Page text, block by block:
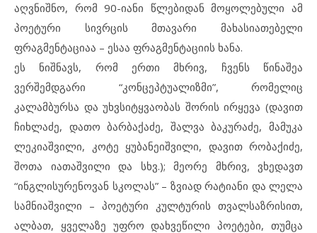
აღვნიშნო, რომ 90-იანი წლებიდან მოყოლებული ამ
პოეტური სივრცის მთავარი მახასიათებელი
ფრაგმენტაციაა – ესაა ფრაგმენტაციის ხანა.
ეს ნიშნავს, რომ ერთი მხრივ, ჩვენს წინაშეა
ვერშემდგარი “კონცეპტუალიზმი”, რომელიც
კალამბურსა და უხვსიტყვაობას შორის ირყევა (დავით
ჩიხლაძე, დათო ბარბაქაძე, შალვა ბაკურაძე, მამუკა
ლეკიაშვილი, კოტე ყუბანეიშვილი, დავით რობაქიძე,
შოთა იათაშვილი და სხვ.); მეორე მხრივ, ვხედავთ
“ინგლისურენოვან სკოლას” – ზვიად რატიანი და ლელა
სამნიაშვილი – პოეტური კულტურის თვალსაზრისით,
ალბათ, ყველაზე უფრო დახვეწილი პოეტები, თუმცა